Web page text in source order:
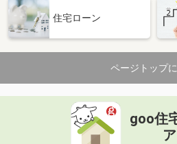
住宅ローン
ページトップ
goo住